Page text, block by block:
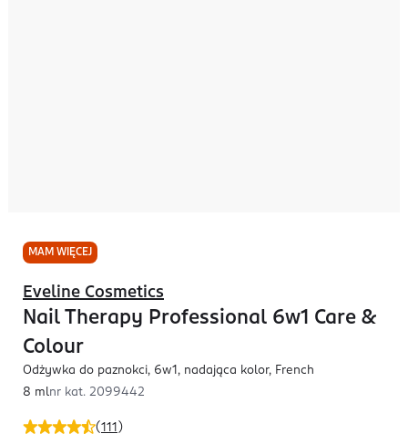
MAM WIĘCEJ
(111 )
Eveline Cosmetics
Nail Therapy Professional 6w1 Care &
Colour
Odżywka do paznokci, 6w1, nadająca kolor, French
8 mlnr kat. 2099442